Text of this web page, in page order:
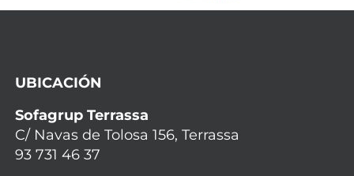
UBICACIÓN
Sofagrup Terrassa
C/ Navas de Tolosa 156, Terrassa
93 731 46 37